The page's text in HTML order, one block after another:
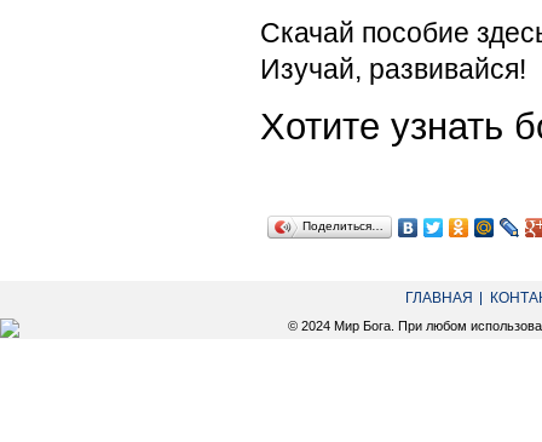
Скачай пособие
Изучай, развивайся!
Хотите
Поделиться…
ГЛАВНАЯ
© 2024 Мир Бога. При любом